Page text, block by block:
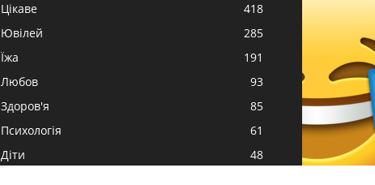
Цікаве
418
Ювілей
285
Їжа
191
Любов
93
Здоров'я
85
Психологія
61
Діти
48